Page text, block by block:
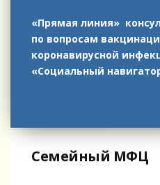
«Прямая линия»
по вопросам
коронавирусной
«Социальный
Семейный МФЦ